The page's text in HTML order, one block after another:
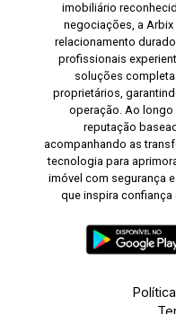
imobiliário
negociações, a
relacionamento
profissionais
soluções
proprietários,
operação. Ao
reputação
acompanhando as
tecnologia para
imóvel com segurança
que inspira confiança